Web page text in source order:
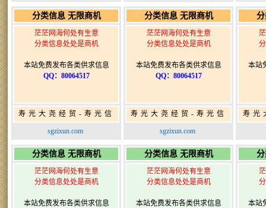
分类信息 无限商机
茫茫网海何处有生意
分类信息处处是商机
本站免费发布各类供求信息
QQ：80064517
寿光大尧经贸-寿光信
息网-免费信息发布网-
sgzixun.com
分类信息 无限商机
茫茫网海何处有生意
分类信息处处是商机
本站免费发布各类供求信息
QQ：80064517
寿光大尧经贸-寿光信
息网-免费信息发布网-
sgzixun.com
本站
寿光
分类信息 无限商机
茫茫网海何处有生意
分类信息处处是商机
本站免费发布各类供求信息
分类信息 无限商机
茫茫网海何处有生意
分类信息处处是商机
本站免费发布各类供求信息
本站